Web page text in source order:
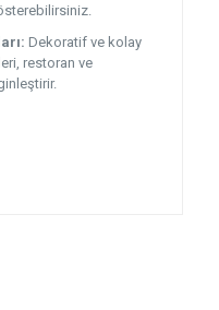
Dekoratif ve kolay
restoran ve